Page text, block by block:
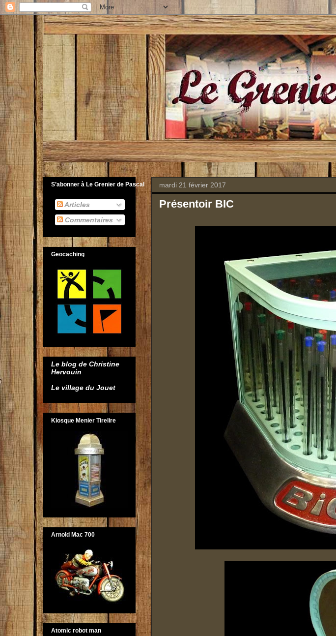
mardi 21 février 2017
Présentoir BIC
S’abonner à Le Grenier de Pascal
Articles
Commentaires
Geocaching
Le blog de Christine
Hervouin
Le village du Jouet
Kiosque Menier Tirelire
Arnold Mac 700
Atomic robot man